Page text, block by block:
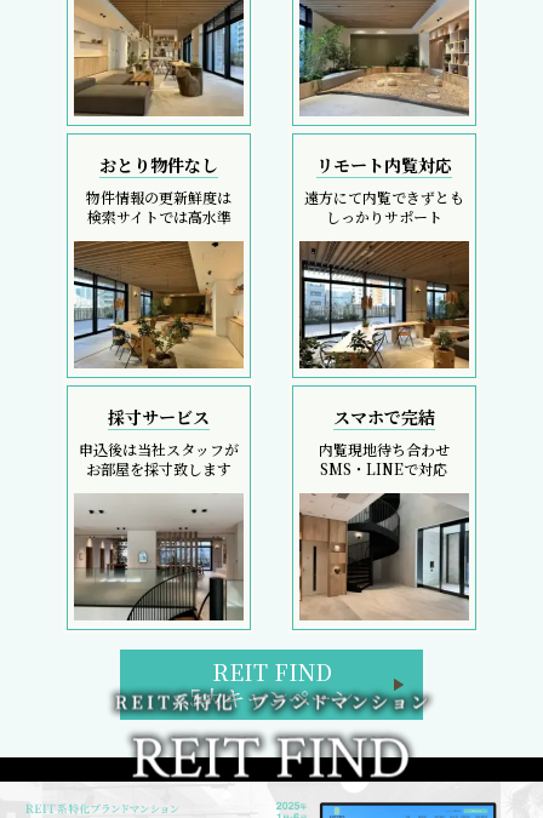
おとり物件なし
物件情報の更新鮮度は
検索サイトでは高水準
リモート内覧対応
遠方にて内覧できずとも
しっかりサポート
採寸サービス
申込後は当社スタッフが
お部屋を採寸致します
スマホで完結
内覧現地待ち合わせ
SMS・LINEで対応
REIT FIND
5大キャンペーン